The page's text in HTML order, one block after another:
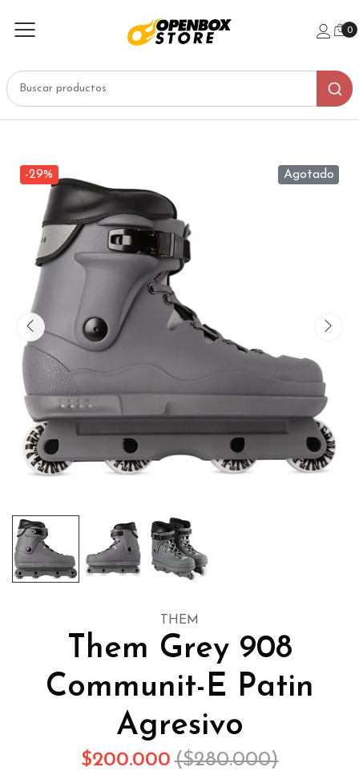
0
Agotado
-29%
THEM
Them Grey 908
Communit-E Patin
Agresivo
$200.000 ($280.000)